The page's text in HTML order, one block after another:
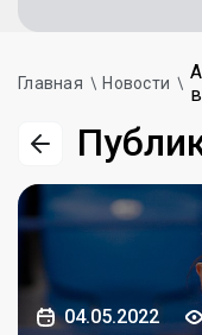
Главная Новости
04.05.2022